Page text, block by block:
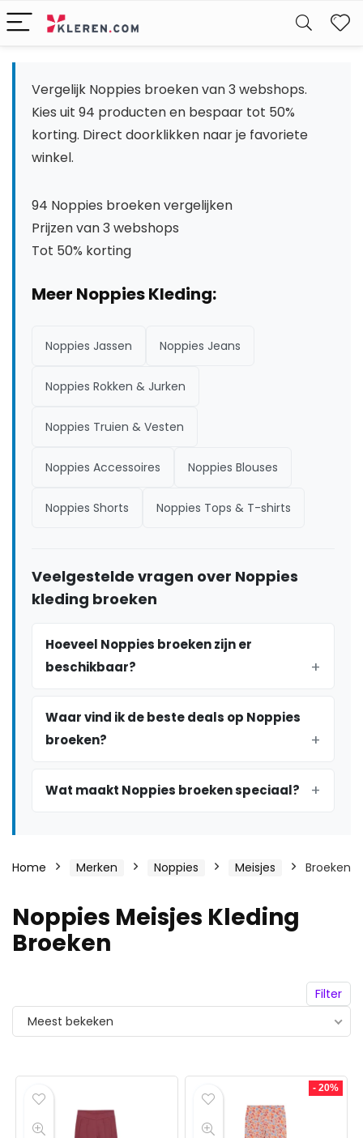
Vergelijk Noppies broeken van 3 webshops.
Kies uit 94 producten en bespaar tot 50%
korting. Direct doorklikken naar je favoriete
winkel.
94 Noppies broeken vergelijken
Prijzen van 3 webshops
Tot 50% korting
Meer Noppies Kleding:
Noppies Jassen Noppies Jeans
Noppies Rokken & Jurken
Noppies Truien & Vesten
Noppies Accessoires Noppies Blouses
Noppies Shorts Noppies Tops & T-shirts
Veelgestelde vragen over Noppies
kleding broeken
Hoeveel Noppies broeken zijn er
beschikbaar?
Waar vind ik de beste deals op Noppies
broeken?
Wat maakt Noppies broeken speciaal?
Home Merken Noppies Meisjes Broeken
Noppies Meisjes Kleding
Broeken
Filter
Meest bekeken
- 20%